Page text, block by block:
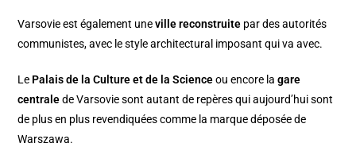
Varsovie est également uneville reconstruite par des autorités
communistes, avec le style architectural imposant qui va avec.
Le Palais de la Culture et de la Scienceou encore lagare
centralede Varsovie sont autant de repères qui aujourd’hui sont
de plus en plus revendiquées comme la marque déposée de
Warszawa.